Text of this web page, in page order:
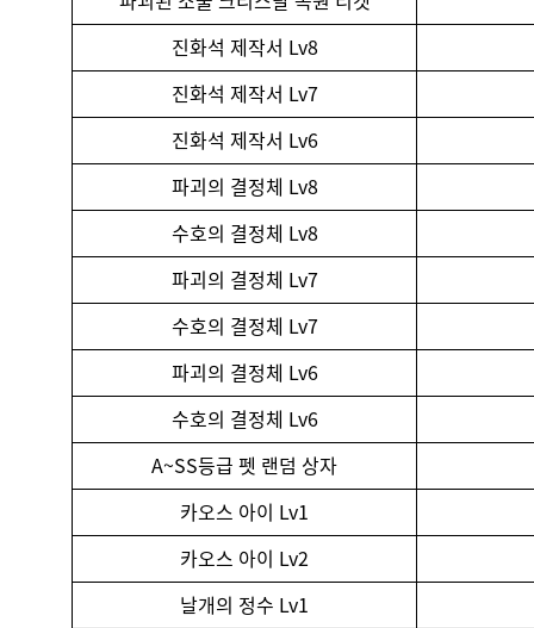
진화석 제작서 Lv8
진화석 제작서 Lv7
진화석 제작서 Lv6
파괴의 결정체 Lv8
수호의 결정체 Lv8
파괴의 결정체 Lv7
수호의 결정체 Lv7
파괴의 결정체 Lv6
수호의 결정체 Lv6
A~SS등급 펫 랜덤 상자
카오스 아이 Lv1
카오스 아이 Lv2
날개의 정수 Lv1